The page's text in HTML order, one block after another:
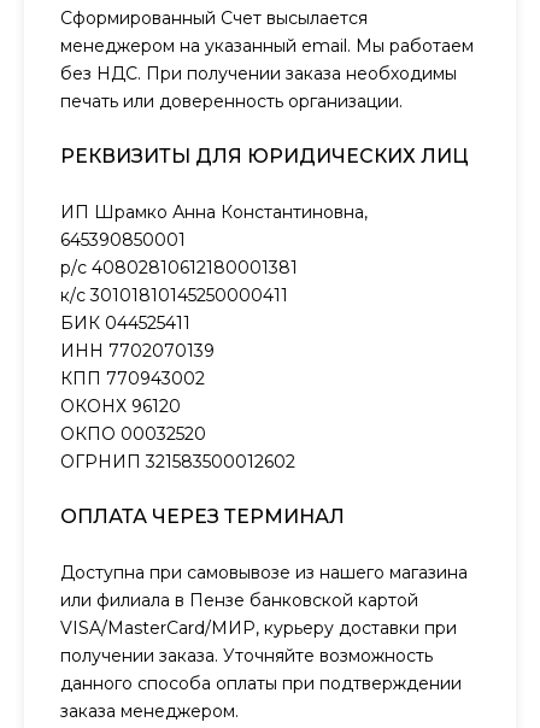
Сформированный Счет высылается
менеджером на указанный email. Мы работаем
без НДС. При получении заказа необходимы
печать или доверенность организации.
РЕКВИЗИТЫ ДЛЯ ЮРИДИЧЕСКИХ ЛИЦ
ИП Шрамко Анна Константиновна,
645390850001
р/с 40802810612180001381
к/с 30101810145250000411
БИК 044525411
ИНН 7702070139
КПП 770943002
ОКОНХ 96120
ОКПО 00032520
ОГРНИП 321583500012602
ОПЛАТА ЧЕРЕЗ ТЕРМИНАЛ
Доступна при самовывозе из нашего магазина
или филиала в Пензе банковской картой
VISA/MasterCard/МИР, курьеру доставки при
получении заказа. Уточняйте возможность
данного способа оплаты при подтверждении
заказа менеджером.